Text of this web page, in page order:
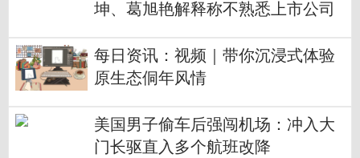
坤、葛旭艳解释称不熟悉上市公司
每日资讯：视频｜带你沉浸式体验
原生态侗年风情
美国男子偷车后强闯机场：冲入大
门长驱直入多个航班改降